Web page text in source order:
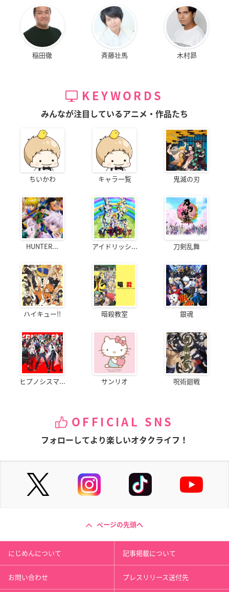
稲田徹 斉藤壮馬 木村昴
KEYWORDS
みんなが注目しているアニメ・作品たち
ちいかわ キャラ一覧 鬼滅の刃
HUNTER... アイドリッシ... 刀剣乱舞
ハイキュー!! 暗殺教室 銀魂
ヒプノシスマ... サンリオ 呪術廻戦
OFFICIAL SNS
フォローしてより楽しいオタクライフ！
ページの先頭へ
にじめんについて 記事掲載について
お問い合わせ プレスリリース送付先